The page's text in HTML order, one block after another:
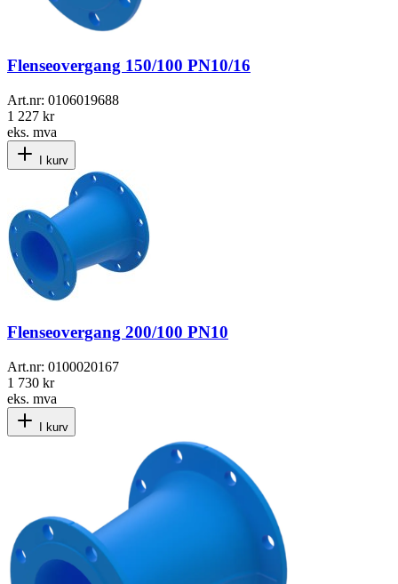
Flenseovergang 150/100 PN10/16
Art.nr: 0106019688
1 227 kr
eks. mva
I kurv
Flenseovergang 200/100 PN10
Art.nr: 0100020167
1 730 kr
eks. mva
I kurv